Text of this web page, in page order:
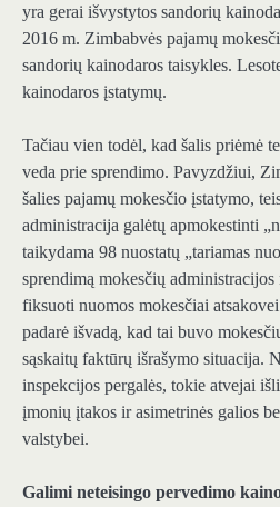
yra gerai išvystytos sandorių
2016 m. Zimbabvės pajamų
sandorių kainodaros taisykles.
kainodaros įstatymų.
Tačiau vien todėl, kad šalis priėmė
veda prie sprendimo. Pavyzdžiui,
šalies pajamų mokesčio įstatymo,
administracija galėtų apmokestinti
taikydama 98 nuostatų „tariamas
sprendimą mokesčių administracijos
fiksuoti nuomos mokesčiai
padarė išvadą, kad tai buvo
sąskaitų faktūrų išrašymo situacija.
inspekcijos pergalės, tokie atvejai
įmonių įtakos ir asimetrinės galios
valstybei.
Galimi neteisingo pervedimo